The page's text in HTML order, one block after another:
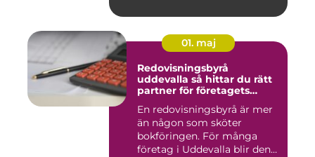
01. maj
Redovisningsbyrå
uddevalla så hittar du rätt
partner för företagets
En redovisningsbyrå är mer
än någon som sköter
bokföringen. För många
företag i Uddevalla blir den